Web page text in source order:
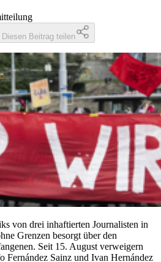
Diesen Beitrag teilen
von drei inhaftierten Journalisten in
Grenzen besorgt über den
Seit 15. August verweigern
Sainz und Ivan Hernández